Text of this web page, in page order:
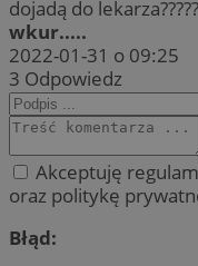
dojadą do lekarza?????
wkur.....
2022-01-31 o 09:25
3 Odpowiedz
Akceptuję
oraz politykę
Błąd: